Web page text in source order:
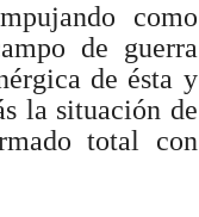
como
de guerra
de ésta y
la situación de
total con